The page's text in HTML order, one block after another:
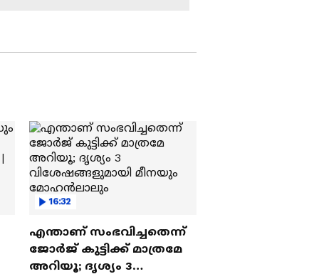
ഒറ്റമഴയില്‍
ഇങ്ങനെ
സ്കൂളിൽ വെളളം
കേറുമോ?;
ആശങ്കയിൽ
തെക്കേക്കര ​ഗവ.
ഹെെസ്കൂളിലെ
വയോധികൻ
ജീവനൊടുക്കിയതോടെ
കടത്തനാടൻ ലേബർ
കോൺട്രാറ്റ്
സൊസെെറ്റിയിലെ വൻ
16:32
എന്താണ് സംഭവിച്ചതെന്ന്
ജോർജ് കുട്ടിക്ക് മാത്രമേ
അറിയൂ; ദൃശ്യം 3